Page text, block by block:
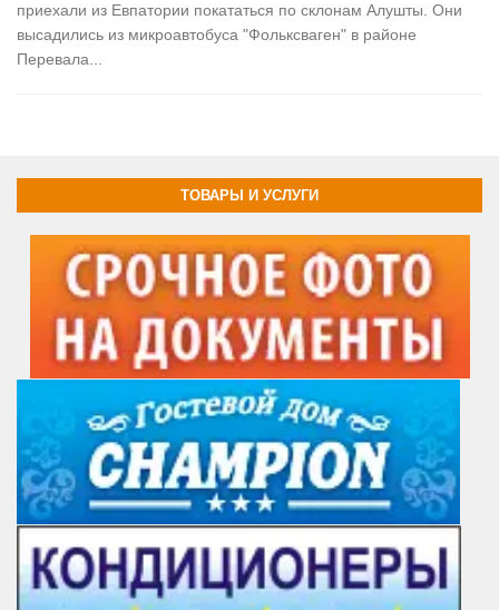
приехали из Евпатории покататься по склонам Алушты. Они
высадились из микроавтобуса "Фольксваген" в районе
Перевала...
ТОВАРЫ И УСЛУГИ